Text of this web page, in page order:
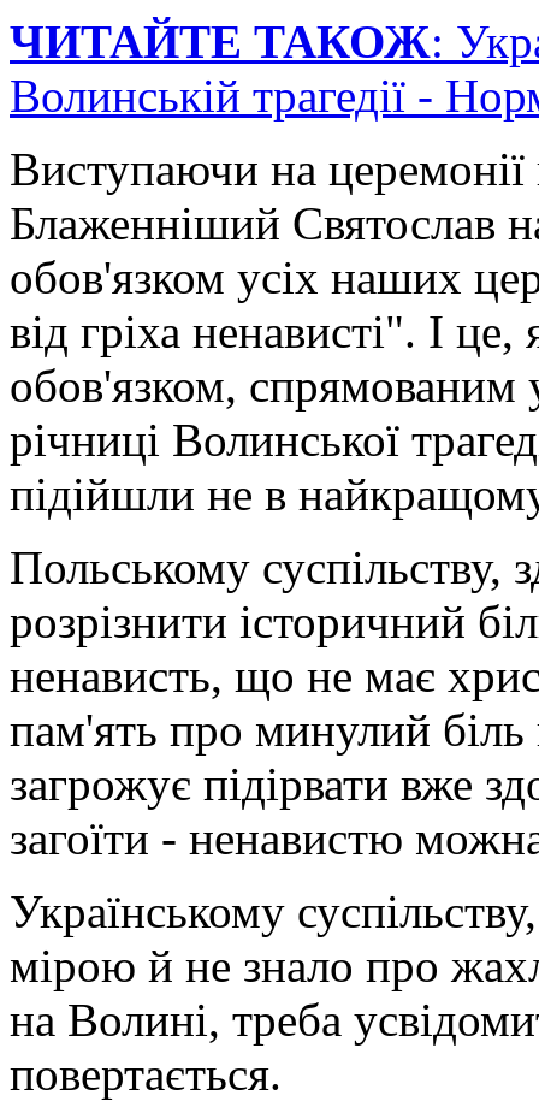
ЧИТАЙТЕ ТАКОЖ:
Волинській трагедії -
Виступаючи на церемонії
Блаженніший Святослав
обов'язком усіх наших
від гріха ненависті". І
обов'язком, спрямованим
річниці Волинської
підійшли не в
Польському суспільству,
розрізнити історичний
ненависть, що не має
пам'ять про минулий
загрожує підірвати вже
загоїти - ненавистю
Українському
мірою й не знало про
на Волині, треба
повертається.